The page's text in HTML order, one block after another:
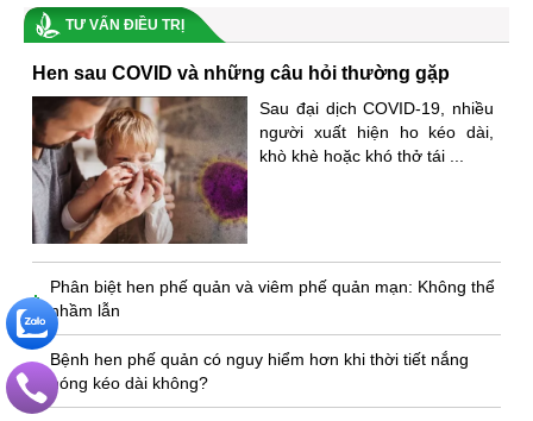
TƯ VẤN ĐIỀU TRỊ
Hen sau COVID và những câu hỏi thường gặp
Sau đại dịch COVID-19, nhiều
người xuất hiện ho kéo dài,
khò khè hoặc khó thở tái ...
Phân biệt hen phế quản và viêm phế quản mạn: Không thể
nhầm lẫn
Bệnh hen phế quản có nguy hiểm hơn khi thời tiết nắng
nóng kéo dài không?